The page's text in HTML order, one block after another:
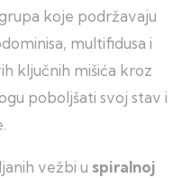
koje podržavaju
multifidusa i
ključnih mišića kroz
poboljšati svoj stav i
vežbi u spiralnoj